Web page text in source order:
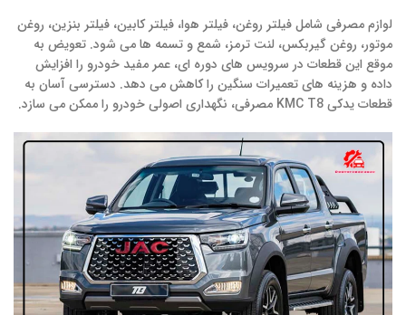
لوازم مصرفی شامل فیلتر روغن، فیلتر هوا، فیلتر کابین، فیلتر بنزین، روغن
موتور، روغن گیربکس، لنت ترمز، شمع و تسمه ها می شود. تعویض به
موقع این قطعات در سرویس های دوره ای، عمر مفید خودرو را افزایش
داده و هزینه های تعمیرات سنگین را کاهش می دهد. دسترسی آسان به
قطعات یدکی KMC T8 مصرفی، نگهداری اصولی خودرو را ممکن می سازد.